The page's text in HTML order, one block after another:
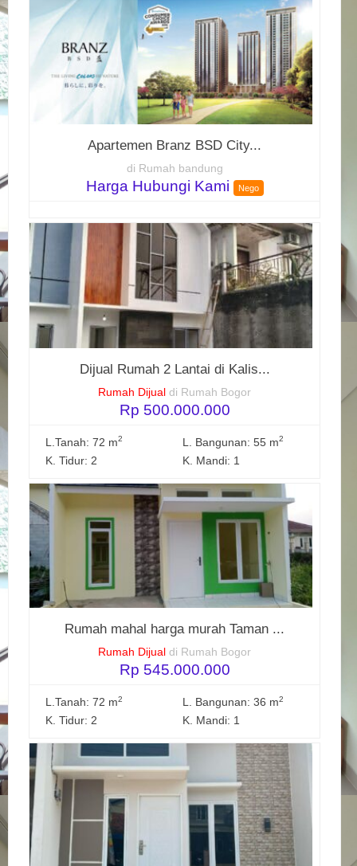
Apartemen Branz BSD City...
di Rumah bandung
Harga Hubungi Kami Nego
Dijual Rumah 2 Lantai di Kalis...
Rumah Dijual di Rumah Bogor
Rp 500.000.000
L.Tanah: 72 m2 L. Bangunan: 55 m2
K. Tidur: 2 K. Mandi: 1
Rumah mahal harga murah Taman ...
Rumah Dijual di Rumah Bogor
Rp 545.000.000
L.Tanah: 72 m2 L. Bangunan: 36 m2
K. Tidur: 2 K. Mandi: 1